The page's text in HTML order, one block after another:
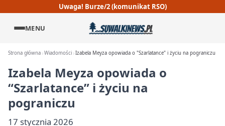
Uwaga! Burze/2 (komunikat RSO)
MENU
Strona główna Wiadomości Izabela Meyza opowiada o "Szarlatance" i życiu na pograniczu
Izabela Meyza opowiada o
“Szarlatance” i życiu na
pograniczu
17 stycznia 2026